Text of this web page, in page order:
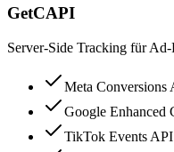
GetCAPI
Server-Side Tracking für Ad-
Meta Conversions
Google Enhanced
TikTok Events API